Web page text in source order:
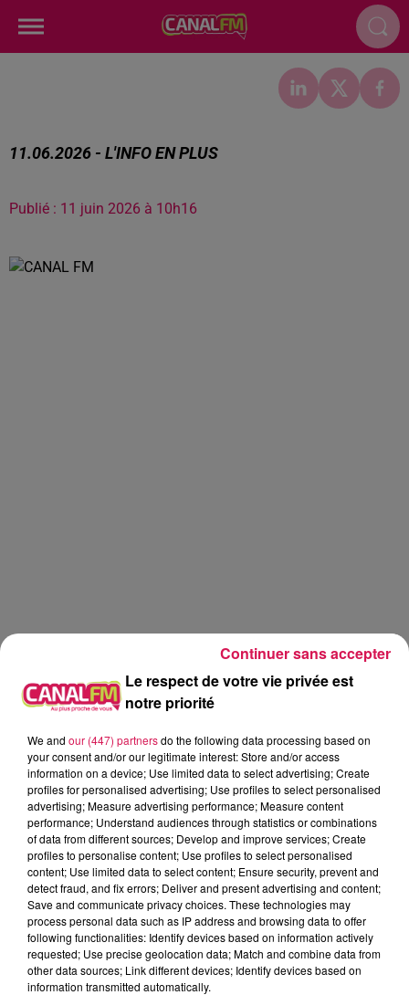
11.06.2026 - L'INFO EN PLUS
Publié : 11 juin 2026 à 10h16
Réveil Canal FM
Angy Mayeux
11.06.2026 - L'info en plus
0:00 1 min 45 sec
11 juin 2026 - 1 min 45 sec
11.06.2026 - L'INFO EN PLUS
Le respect de votre vie privée est
notre priorité
We and our (447) partnersdo the following data processing based on
your consent and/or our legitimate interest: Store and/or access
information on a device; Use limited data to select advertising; Create
profiles for personalised advertising; Use profiles to select personalised
advertising; Measure advertising performance; Measure content
performance; Understand audiences through statistics or combinations
of data from different sources; Develop and improve services; Create
profiles to personalise content; Use profiles to select personalised
content; Use limited data to select content; Ensure security, prevent and
detect fraud, and fix errors; Deliver and present advertising and content;
Save and communicate privacy choices. These technologies may
process personal data such as IP address and browsing data to offer
following functionalities: Identify devices based on information actively
requested; Use precise geolocation data; Match and combine data from
other data sources; Link different devices; Identify devices based on
information transmitted automatically.
Continuer sans accepter